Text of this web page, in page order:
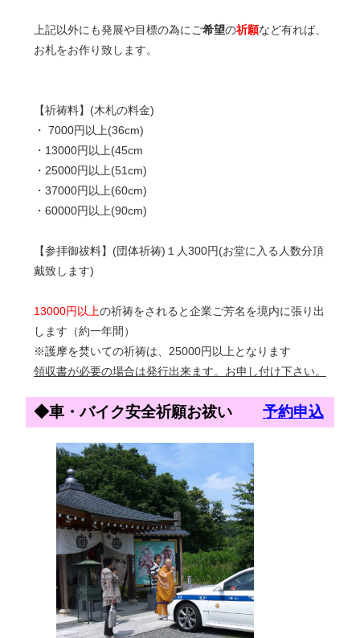
上記以外にも発展や目標の為にご希望の祈願など有れば、
お札をお作り致します。
【祈祷料】(木札の料金)
・ 7000円以上(36cm)
・13000円以上(45cm
・25000円以上(51cm)
・37000円以上(60cm)
・60000円以上(90cm)
【参拝御祓料】(団体祈祷)１人300円(お堂に入る人数分頂
戴致します)
13000円以上の祈祷をされると企業ご芳名を境内に張り出
します（約一年間）
※護摩を焚いての祈祷は、25000円以上となります
領収書が必要の場合は発行出来ます。お申し付け下さい。
◆車・バイク安全祈願お祓い 予約申込